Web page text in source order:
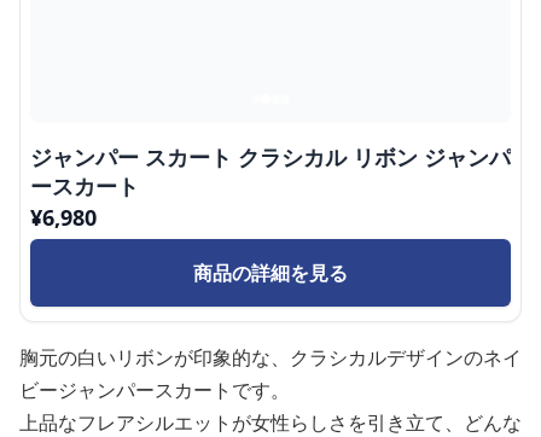
ジャンパー スカート クラシカル リボン ジャンパ
ースカート
¥6,980
商品の詳細を見る
胸元の白いリボンが印象的な、クラシカルデザインのネイ
ビージャンパースカートです。
上品なフレアシルエットが女性らしさを引き立て、どんな